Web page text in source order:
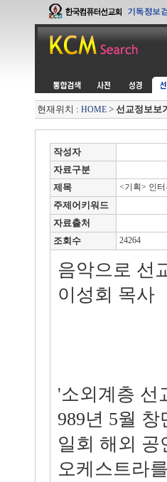
현재위치 : HOME > 선교정보보기
작성자
자료구분
제목
<기획> 인
주제어키워드
자료출처
조회수
24264
음악으로 선
이성회 목사
'소외계층 선
989년 5월
일회 해외
오케스트라